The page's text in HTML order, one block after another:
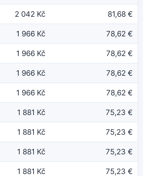
2 042 Kč 81,68 €
1 966 Kč 78,62 €
1 966 Kč 78,62 €
1 966 Kč 78,62 €
1 966 Kč 78,62 €
1 881 Kč 75,23 €
1 881 Kč 75,23 €
1 881 Kč 75,23 €
1 881 Kč 75,23 €